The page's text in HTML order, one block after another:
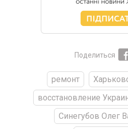
Поделиться
ремонт
восстановление
Синегубов Олег